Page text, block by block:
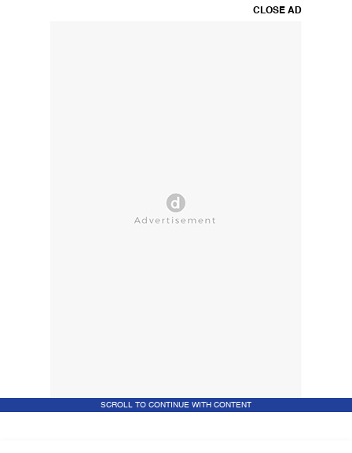
CLOSE AD
SCROLL TO CONTINUE WITH CONTENT